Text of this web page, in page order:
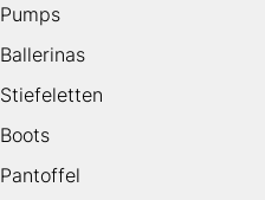
Pumps
Ballerinas
Stiefeletten
Boots
Pantoffel